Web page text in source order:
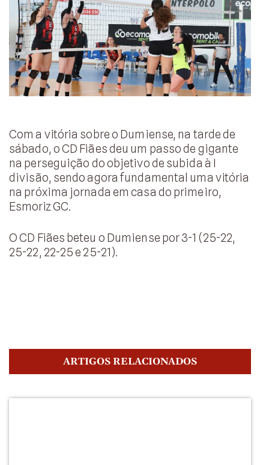
Com a vitória sobre o Dumiense, na tarde de
sábado, o CD Fiães deu um passo de gigante
na perseguição do objetivo de subida à I
divisão, sendo agora fundamental uma vitória
na próxima jornada em casa do primeiro,
Esmoriz GC.
O CD Fiães beteu o Dumiense por 3-1 (25-22,
25-22, 22-25 e 25-21).
ARTIGOS RELACIONADOS